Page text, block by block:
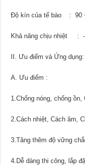
Độ kín của tế bào : 90
Khả năng chịu nhiệt : -
II. Ưu điểm và Ứng dụng:
A. Ưu điểm :
1.Chống nóng, chống
2.Cách nhiệt, Cách âm,
3.Tăng thêm độ vững
4.Dễ dàng thi công, lắp